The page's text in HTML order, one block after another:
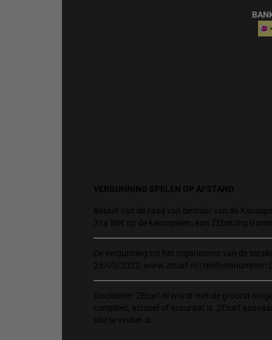
VERGUNNING SPELEN OP AFSTAND
Besluit van de raad van bestuur van de
31a Wet op de kansspelen, aan ZEbetting
De vergunning tot het organiseren van de
25/03/2022. www.zeturf.nl | telefoonnummer:
Disclaimer: ZEturf.nl wordt met de grootst
compleet, actueel of accuraat is. ZEturf
site te vinden is.